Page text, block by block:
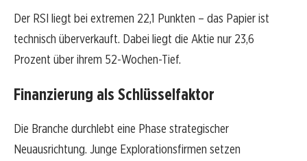
Der RSI liegt bei extremen 22,1 Punkten – das Papier ist
technisch überverkauft. Dabei liegt die Aktie nur 23,6
Prozent über ihrem 52-Wochen-Tief.
Finanzierung als Schlüsselfaktor
Die Branche durchlebt eine Phase strategischer
Neuausrichtung. Junge Explorationsfirmen setzen